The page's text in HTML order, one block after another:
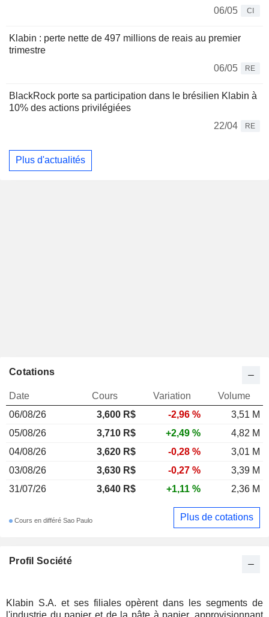
06/05
CI
Klabin : perte nette de 497 millions de reais au premier
trimestre
06/05
RE
BlackRock porte sa participation dans le brésilien Klabin à
10% des actions privilégiées
22/04
RE
Plus d'actualités
Profil Société
Klabin S.A. et ses filiales opèrent dans les segments de
l'industrie du papier et de la pâte à papier, approvisionnant
Cotations
Date Cours Variation
Volume
06/08/26
3,600 R$ -2,96 %
3,51 M
05/08/26
3,710 R$ +2,49 %
4,82 M
04/08/26
3,620 R$ -0,28 %
3,01 M
03/08/26
3,630 R$ -0,27 %
3,39 M
31/07/26
3,640 R$ +1,11 % 2,36 M
Cours en différé Sao Paulo Plus de cotations